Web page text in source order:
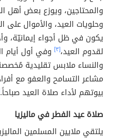
والمحتاجين، ويوزع بعض أهل
وحلويات العيد، والأموال على
يكون في ظل أجواء إيمانيّة،
لقدوم العيد،[٣]
وفي أول أيام
والنساء ملابس تقليدية
مشاعر التسامح والعفو مع
بيوتهم لأداء صلاة العيد صباحاً.
صلاة عيد الفطر في ماليزيا
يلتقي ملايين المسلمين